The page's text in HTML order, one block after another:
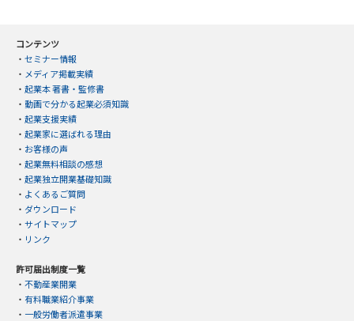
コンテンツ
・ セミナー情報
・ メディア掲載実績
・ 起業本 著書・監修書
・ 動画で分かる起業必須知識
・ 起業支援実績
・ 起業家に選ばれる理由
・ お客様の声
・ 起業無料相談の感想
・ 起業独立開業基礎知識
・ よくあるご質問
・ ダウンロード
・ サイトマップ
・ リンク
許可届出制度一覧
・ 不動産業開業
・ 有料職業紹介事業
・ 一般労働者派遣事業